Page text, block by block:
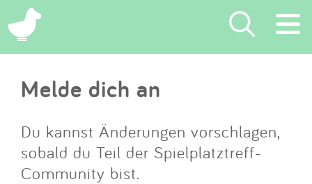
×
Suchen
Eintragen
App
Melde dich an
Du kannst Änderungen vorschlagen,
sobald du Teil der Spielplatztreff-
Community bist.